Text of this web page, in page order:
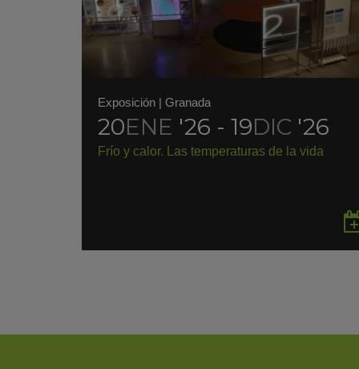
Exposición | Granada
20ENE '26 - 19DIC '26
Frío y calor. Las temperaturas de la vida